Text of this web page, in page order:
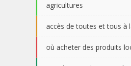
agricultures
accès de toutes et tous à
où acheter des produits